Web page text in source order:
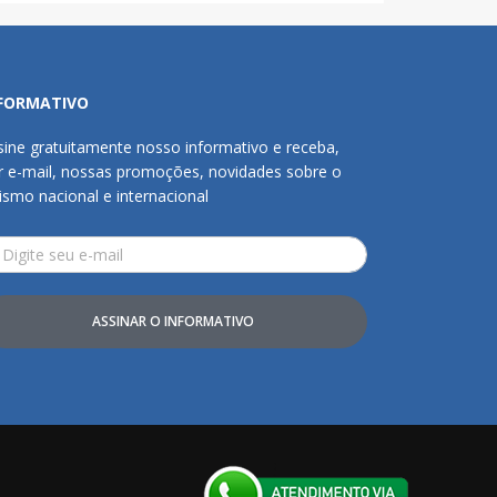
gratuitamente nosso informativo e receba,
e-mail, nossas promoções, novidades sobre o
nacional e internacional
ASSINAR O INFORMATIVO